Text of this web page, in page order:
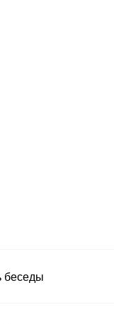
беседы